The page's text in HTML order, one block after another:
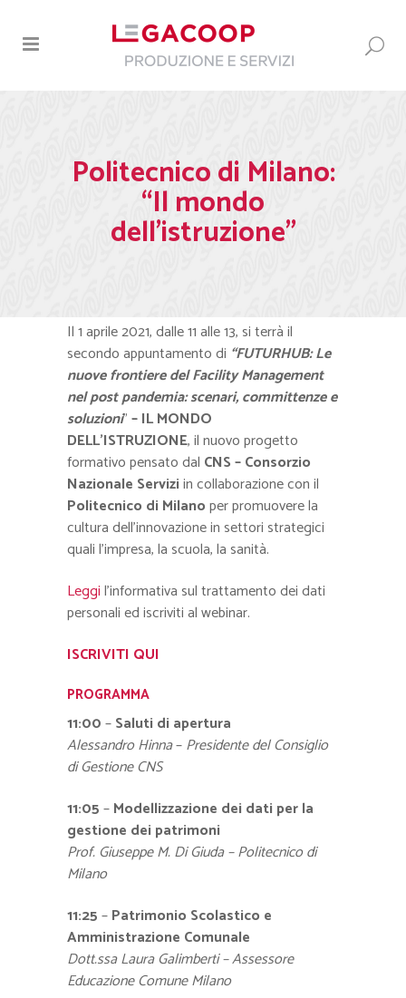
Politecnico di Milano:
“Il mondo
dell’istruzione”
Il 1 aprile 2021, dalle 11 alle 13, si terrà il
secondo appuntamento di “FUTURHUB: Le
nuove frontiere del Facility Management
nel post pandemia: scenari, committenze e
soluzioni”– IL MONDO
DELL’ISTRUZIONE, il nuovo progetto
formativo pensato dal CNS – Consorzio
Nazionale Serviziin collaborazione con il
Politecnico di Milanoper promuovere la
cultura dell’innovazione in settori strategici
quali l’impresa, la scuola, la sanità.
Leggil’informativa sul trattamento dei dati
personali ed iscriviti al webinar.
ISCRIVITI QUI
PROGRAMMA
11:00–Saluti di apertura
Alessandro Hinna–Presidente del Consiglio
di Gestione CNS
11:05–Modellizzazione dei dati per la
gestione dei patrimoni
Prof. Giuseppe M. Di Giuda – Politecnico di
Milano
11:25–Patrimonio Scolastico e
Amministrazione Comunale
Dott.ssa Laura Galimberti – Assessore
Educazione Comune Milano